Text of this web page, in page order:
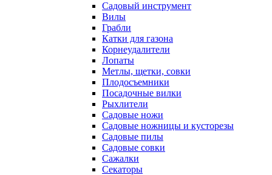
Садовый инструмент
Вилы
Грабли
Катки для газона
Корнеудалители
Лопаты
Метлы, щетки, совки
Плодосъемники
Посадочные вилки
Рыхлители
Садовые ножи
Садовые ножницы и кусторезы
Садовые пилы
Садовые совки
Сажалки
Секаторы